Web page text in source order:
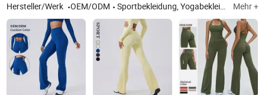
Hersteller/Werk OEM/ODM Sportbekleidung, Yogabekleidung, Fitnessbekleidung, Radbekleidung Mehr +